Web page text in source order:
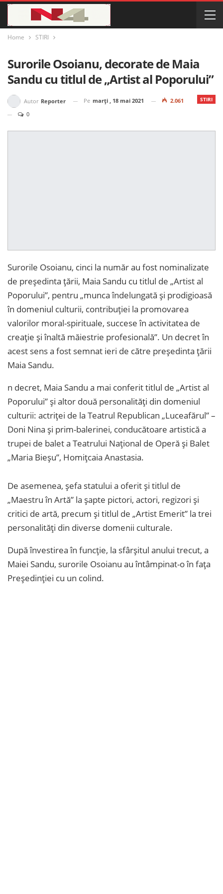
Home STIRI
Surorile Osoianu, decorate de Maia
Sandu cu titlul de „Artist al Poporului”
STIRI
Autor Reporter Pe marți , 18 mai 2021
2.061
0
Surorile Osoianu, cinci la număr au fost nominalizate
de președinta țării, Maia Sandu cu titlul de „Artist al
Poporului”, pentru „munca îndelungată și prodigioasă
în domeniul culturii, contribuției la promovarea
valorilor moral-spirituale, succese în activitatea de
creație și înaltă măiestrie profesională”. Un decret în
acest sens a fost semnat ieri de către președinta țării
Maia Sandu.
n decret, Maia Sandu a mai conferit titlul de „Artist al
Poporului” și altor două personalități din domeniul
culturii: actriței de la Teatrul Republican „Luceafărul” –
Doni Nina și prim-balerinei, conducătoare artistică a
trupei de balet a Teatrului Național de Operă și Balet
„Maria Bieșu”, Homițcaia Anastasia.
De asemenea, șefa statului a oferit și titlul de
„Maestru în Artă” la șapte pictori, actori, regizori și
critici de artă, precum și titlul de „Artist Emerit” la trei
personalități din diverse domenii culturale.
După învestirea în funcție, la sfârșitul anului trecut, a
Maiei Sandu, surorile Osoianu au întâmpinat-o în fața
Președinției cu un colind.